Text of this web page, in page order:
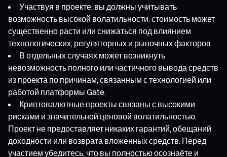
Участвуя в проекте, вы должны учитывать
возможность высокой волатильности: стоимость может
существенно расти или снижаться под влиянием
технологических, регуляторных и рыночных факторов.
В отдельных случаях может возникнуть
невозможность полного или частичного вывода средств
из проекта по причинам, связанным с технологией или
работой платформы Gate.
Криптовалютные проекты связаны с высокими
рисками и значительной ценовой волатильностью.
Проект не предоставляет никаких гарантий, обещаний
доходности или возврата вложенных средств. Перед
участием убедитесь, что вы полностью осознаёте и